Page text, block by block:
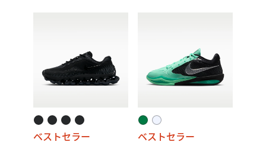
ベストセラー
ベストセラー